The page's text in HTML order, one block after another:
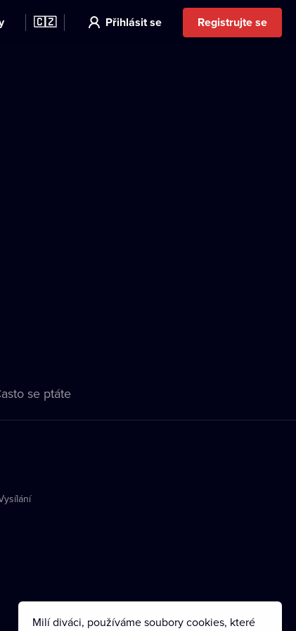
🇨🇿 Přihlásit se Registrujte se
se ptáte
Milí diváci, používáme soubory cookies, které